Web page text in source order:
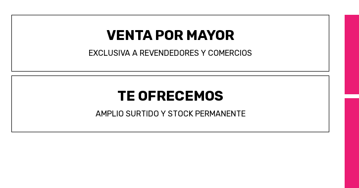
VENTA POR MAYOR
EXCLUSIVA A REVENDEDORES Y COMERCIOS
TE OFRECEMOS
AMPLIO SURTIDO Y STOCK PERMANENTE